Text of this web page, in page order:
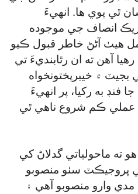
ٿي پوي ها. انهيءَ
انصاف جي موجوده
هيٺ آڻڻ خاطر قبول ڪيو
آهن ته ان رٿابنديءَ تي
سال 2013 جي بجيٽ ۾ خيبرپختونخواه
روپين جا فنڊ به رکيا، پر انهيءَ
عملي ڪم شروع ناهي ٿي
ته ماحولياتي گدلاڻ کي
پروجيڪٽ سٺو منصوبو
مدي وارو منصوبو آهي ۽